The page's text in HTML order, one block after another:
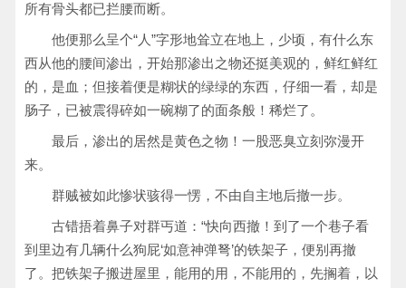
所有骨头都已拦腰而断。
他便那么呈个“人”字形地耸立在地上，少顷，有什么东
西从他的腰间渗出，开始那渗出之物还挺美观的，鲜红鲜红
的，是血；但接着便是糊状的绿绿的东西，仔细一看，却是
肠子，已被震得碎如一碗糊了的面条般！稀烂了。
最后，渗出的居然是黄色之物！一股恶臭立刻弥漫开
来。
群贼被如此惨状骇得一愣，不由自主地后撤一步。
古错捂着鼻子对群丐道：“快向西撤！到了一个巷子看
到里边有几辆什么狗屁‘如意神弹弩’的铁架子，便别再撤
了。把铁架子搬进屋里，能用的用，不能用的，先搁着，以